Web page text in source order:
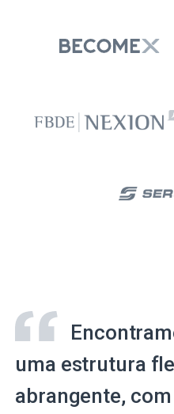
uma estrutura
abrangente,